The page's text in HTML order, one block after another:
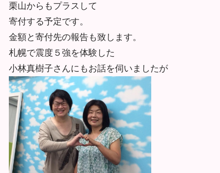
栗山からもプラスして
寄付する予定です。
金額と寄付先の報告も致します。
札幌で震度５強を体験した
小林真樹子さんにもお話を伺いましたが